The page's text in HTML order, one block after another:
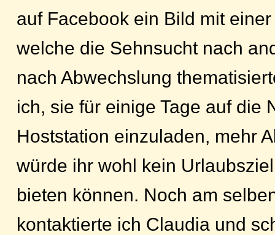
auf Facebook ein Bild mit
welche die Sehnsucht nach
nach Abwechslung
ich, sie für einige Tage auf die
Hoststation einzuladen, mehr
würde ihr wohl kein
bieten können. Noch am
kontaktierte ich Claudia und